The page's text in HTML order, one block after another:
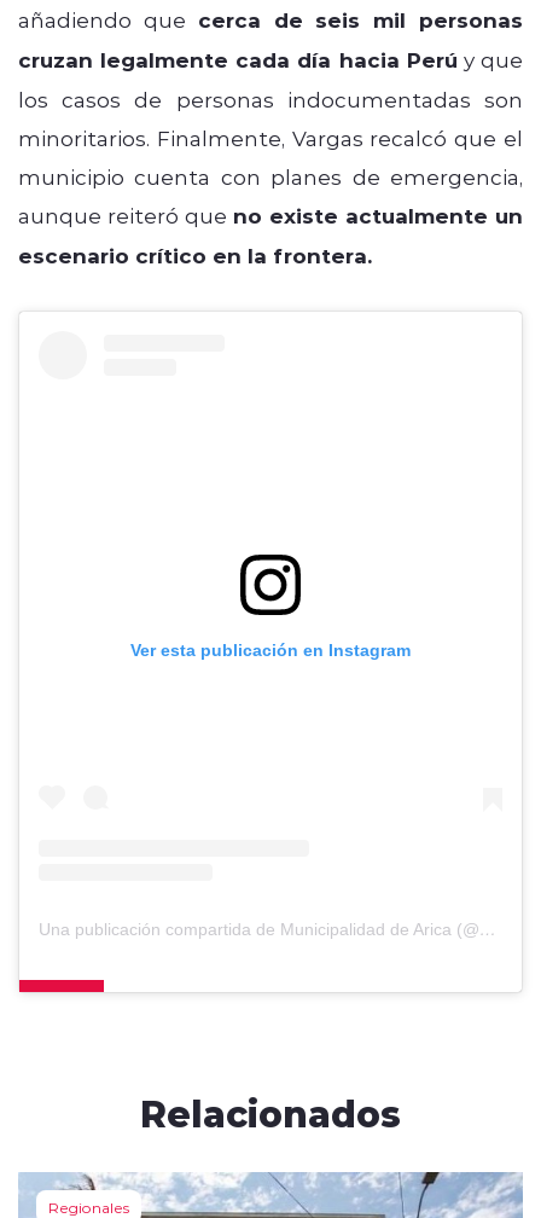
añadiendo que cerca de seis mil personas
cruzan legalmente cada día hacia Perú y que
los casos de personas indocumentadas son
minoritarios. Finalmente, Vargas recalcó que el
municipio cuenta con planes de emergencia,
aunque reiteró que no existe actualmente un
escenario crítico en la frontera.
Ver esta publicación en Instagram
Una publicación compartida de Municipalidad de Arica (@muniarica)
Relacionados
Regionales